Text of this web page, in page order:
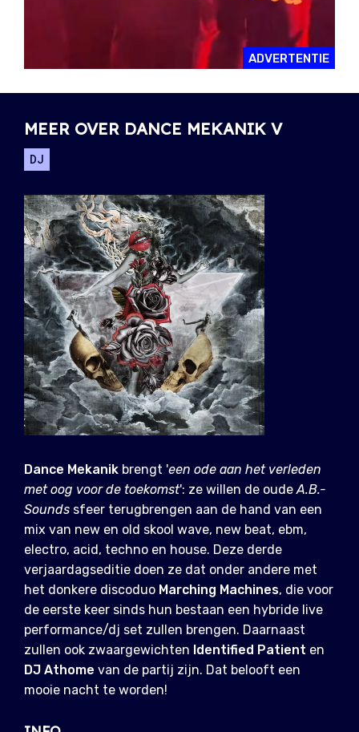
ADVERTENTIE
MEER OVER DANCE MEKANIK V
DJ
Dance Mekanik brengt 'een ode aan het verleden
met oog voor de toekomst': ze willen de oudeA.B.-
Sounds sfeer terugbrengen aan de hand van een
mix van new en old skool wave, new beat, ebm,
electro, acid, techno en house. Deze derde
verjaardagseditie doen ze dat onder andere met
het donkere discoduo Marching Machines, die voor
de eerste keer sinds hun bestaan een hybride live
performance/dj set zullen brengen. Daarnaast
zullen ook zwaargewichten Identified Patient en
DJ Athome van de partij zijn. Dat belooft een
mooie nacht te worden!